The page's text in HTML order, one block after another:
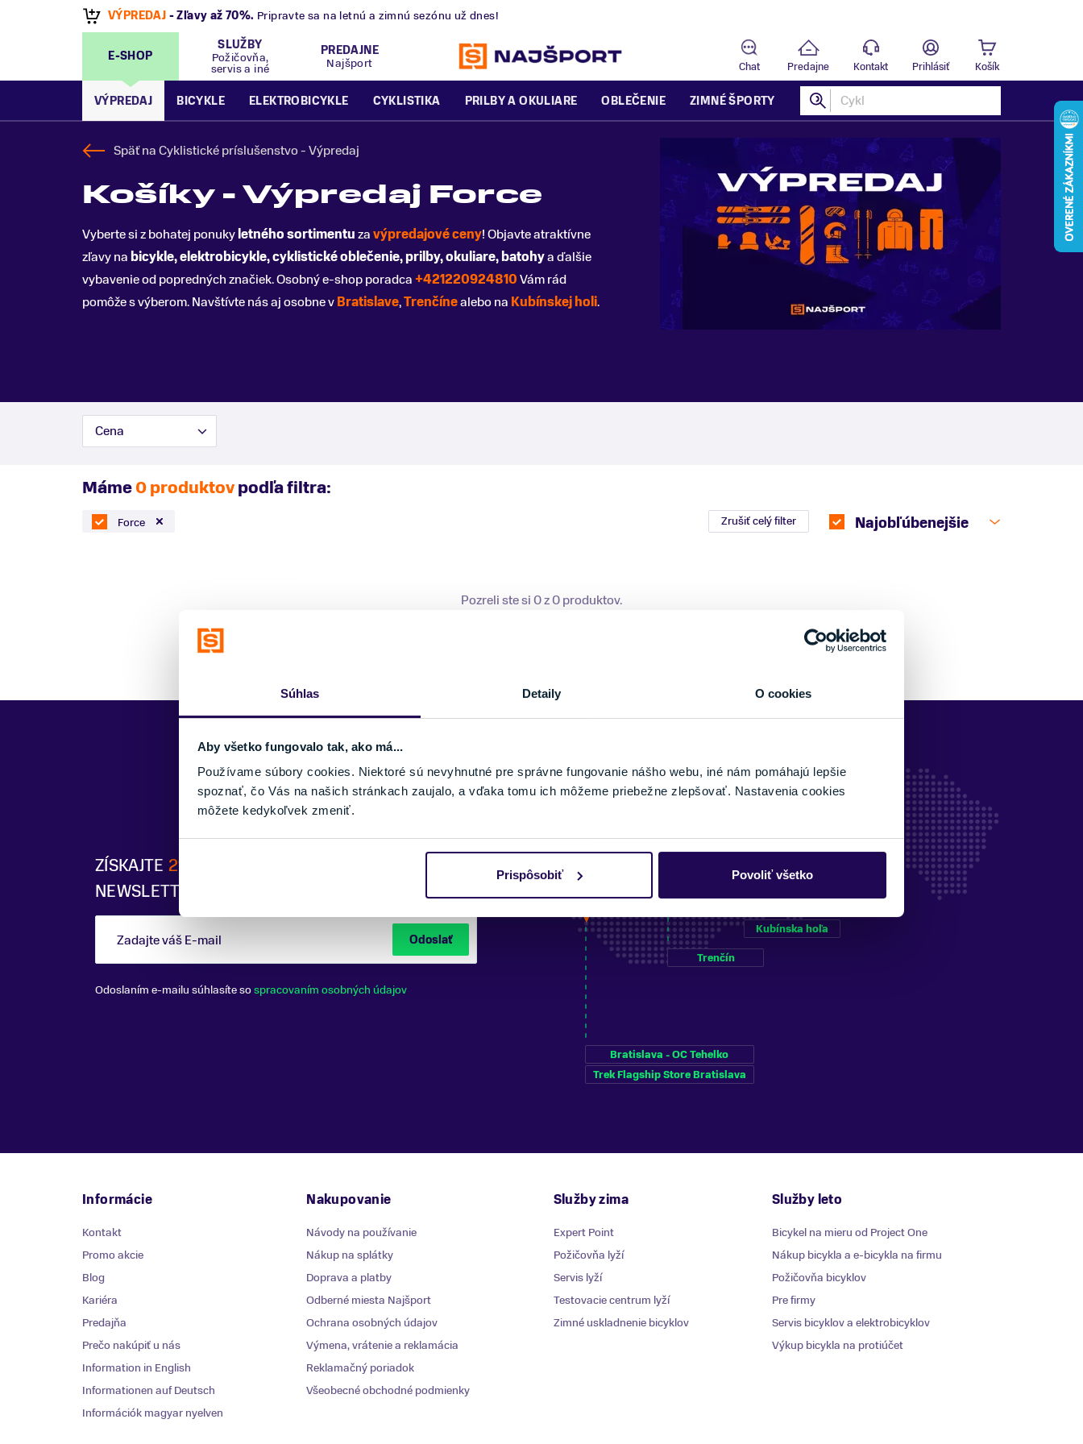
Súhlas Detaily O cookies
Aby všetko fungovalo tak, ako má...
Používame súbory cookies. Niektoré sú nevyhnutné pre správne fungovanie nášho webu, iné nám pomáhajú lepšie
spoznať, čo Vás na našich stránkach zaujalo, a vďaka tomu ich môžeme priebežne zlepšovať. Nastavenia cookies
môžete kedykoľvek zmeniť.
Prispôsobiť Povoliť všetko
VÝPREDAJ - Zľavy až 70%. Pripravte sa na letnú a zimnú sezónu už dnes!
E-SHOP
SLUŽBY
Požičovňa,
servis a iné
PREDAJNE
Najšport
Chat Predajne Kontakt Prihlásiť Košík
VÝPREDAJ BICYKLE ELEKTROBICYKLE CYKLISTIKA PRILBY A OKULIARE OBLEČENIE ZIMNÉ ŠPORTY
Späť naCyklistické príslušenstvo - Výpredaj
Košíky - Výpredaj Force
Vyberte si z bohatej ponukyletného sortimentuzavýpredajové ceny! Objavte atraktívne
zľavy na bicykle, elektrobicykle, cyklistickéoblečenie, prilby, okuliare, batohya ďalšie
vybavenie od popredných značiek. Osobný e-shop poradca+421220924810Vám rád
pomôže s výberom. Navštívte nás aj osobne vBratislave,Trenčínealebo na Kubínskej holi.
Cena
Máme0 produktovpodľa filtra:
Force Zrušiť celý filter Najobľúbenejšie
Pozreli ste si 0 z 0 produktov.
ZÍSKAJTE 2% ZĽAVU
NEWSLETTERU
Zadajte váš E-mail Odoslať
Odoslaním e-mailu súhlasíte sospracovaním osobných údajov
Bratislava - OC Tehelko
Trek Flagship Store Bratislava
Trenčín
Kubínska hoľa
Informácie
Kontakt
Promo akcie
Blog
Kariéra
Predajňa
Prečo nakúpiť u nás
Information in English
Informationen auf Deutsch
Információk magyar nyelven
Nakupovanie
Návody na používanie
Nákup na splátky
Doprava a platby
Odberné miesta Najšport
Ochrana osobných údajov
Výmena, vrátenie a reklamácia
Reklamačný poriadok
Všeobecné obchodné podmienky
Služby zima
Expert Point
Požičovňa lyží
Servis lyží
Testovacie centrum lyží
Zimné uskladnenie bicyklov
Služby leto
Bicykel na mieru od Project One
Nákup bicykla a e-bicykla na firmu
Požičovňa bicyklov
Pre firmy
Servis bicyklov a elektrobicyklov
Výkup bicykla na protiúčet